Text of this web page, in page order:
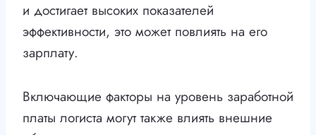
и достигает высоких показателей
эффективности, это может повлиять на его
зарплату.
Включающие факторы на уровень заработной
платы логиста могут также влиять внешние